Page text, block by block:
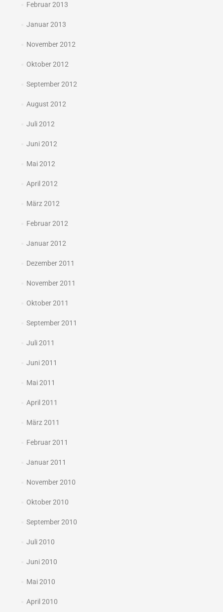
Februar 2013
Januar 2013
November 2012
Oktober 2012
September 2012
August 2012
Juli 2012
Juni 2012
Mai 2012
April 2012
März 2012
Februar 2012
Januar 2012
Dezember 2011
November 2011
Oktober 2011
September 2011
Juli 2011
Juni 2011
Mai 2011
April 2011
März 2011
Februar 2011
Januar 2011
November 2010
Oktober 2010
September 2010
Juli 2010
Juni 2010
Mai 2010
April 2010